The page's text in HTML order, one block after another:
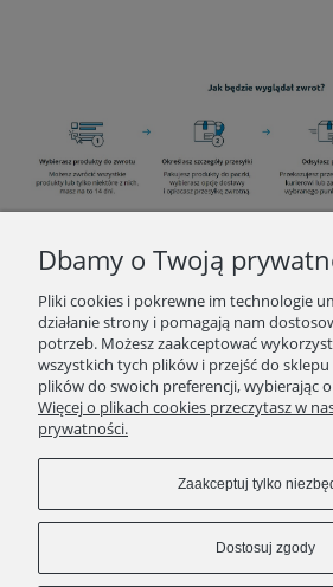
INFORMACJE
O ZAKUPACH
KONTAKT
Pokaż pełną wersję
Dbamy o Twoją
Pliki cookies i pokrewne im technologie
działanie strony i pomagają nam
potrzeb. Możesz zaakceptować
wszystkich tych plików i przejść do
plików do swoich preferencji, wybierając
Więcej o plikach cookies przeczytasz w
prywatności.
Zaakceptuj tylko
Dostosuj zgody